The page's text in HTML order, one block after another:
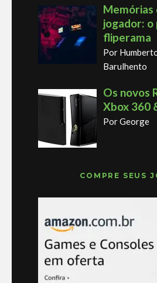
Memórias
jogador:
fliperama
Por
Barulhento
Os novos
Xbox 360
Por George
COMPRE SEUS